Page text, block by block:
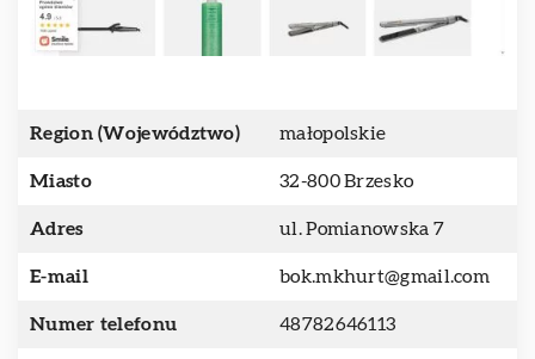
Region (Województwo) małopolskie
Miasto 32-800 Brzesko
Adres ul. Pomianowska 7
E-mail bok.mkhurt@gmail.com
Numer telefonu 48782646113